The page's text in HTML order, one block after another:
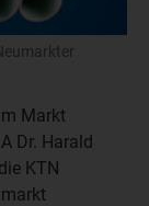
Markt
Dr. Harald
KTN